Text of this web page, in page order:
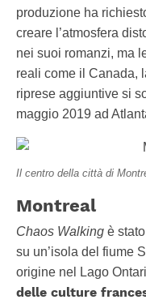
produzione ha
creare l’atmosfera
nei suoi romanzi, ma
reali come il Canada,
riprese aggiuntive si
maggio 2019 ad
Il centro della città di
Montreal
Chaos Walking è
su un’isola del fiume
origine nel Lago
delle culture